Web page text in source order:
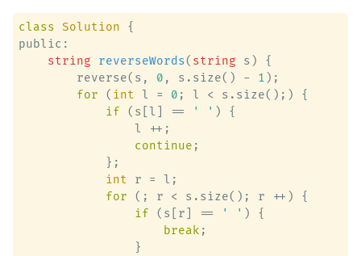
class Solution {
public:
string
reverseWords( string s)
{
        reverse(s,
0 , s.size() - 1 );
for ( int l = 0 ; l < s.size();) {
if (s[l] == ' ' ) {
                l ++;
continue ;
            };
int r = l;
for (; r < s.size(); r ++) {
if (s[r] == ' ' ) {
break ;
                }